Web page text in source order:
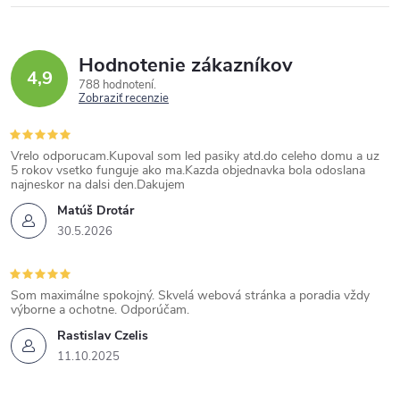
4,9 Hodnotenie zákazníkov
788 hodnotení
Zobraziť recenzie
Matúš Drotár
30.5.2026
Vrelo odporucam.Kupoval som led pasiky atd.do celeho domu a uz
5 rokov vsetko funguje ako ma.Kazda objednavka bola odoslana
najneskor na dalsi den.Dakujem
Rastislav Czelis
11.10.2025
Som maximálne spokojný. Skvelá webová stránka a poradia vždy
výborne a ochotne. Odporúčam.